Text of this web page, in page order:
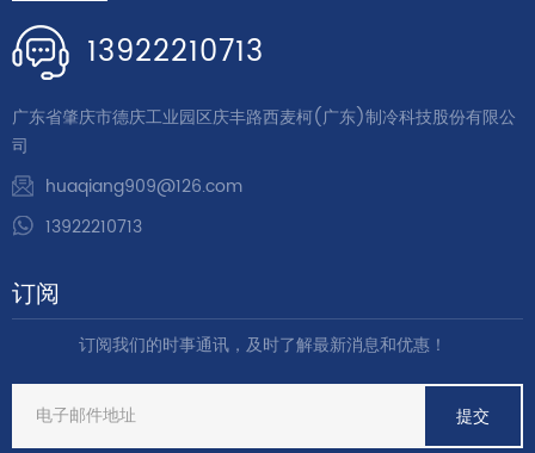
13922210713
广东省肇庆市德庆工业园区庆丰路西麦柯(广东)制冷科技股份有限公
司
huaqiang909@126.com
13922210713
订阅
订阅我们的时事通讯，及时了解最新消息和优惠！